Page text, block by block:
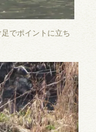
でポイントに立ち